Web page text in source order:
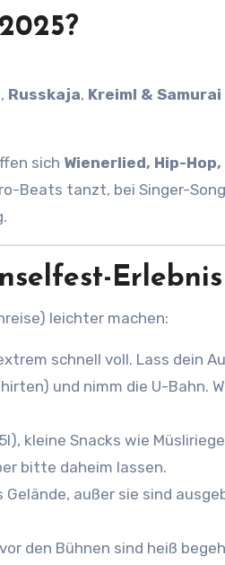
, Russkaja, Kreiml & Samurai
sich Wienerlied, Hip-
Beats tanzt, bei Singer-
Erlebnis
leichter machen:
schnell voll. Lass dein
und nimm die U-Bahn.
kleine Snacks wie
bitte daheim lassen.
außer sie sind
den Bühnen sind heiß